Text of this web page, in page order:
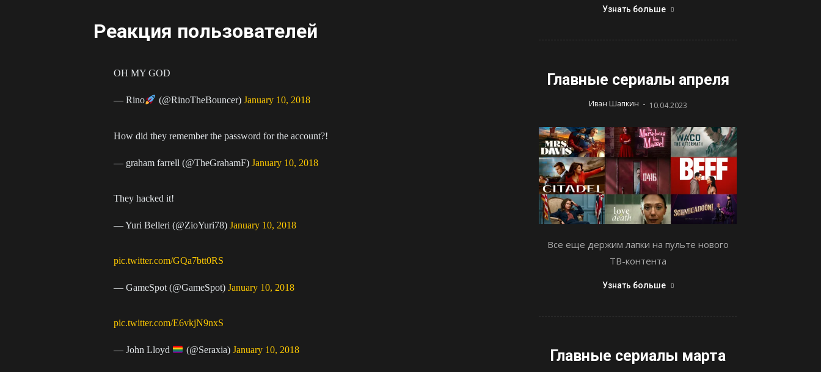
Реакция пользователей
OH MY GOD
— Rino (@RinoTheBouncer) January 10, 2018
How did they remember the password for the account?!
— graham farrell (@TheGrahamF)January 10, 2018
They hacked it!
— Yuri Belleri (@ZioYuri78)January 10, 2018
pic.twitter.com/GQa7btt0RS
— GameSpot (@GameSpot)January 10, 2018
pic.twitter.com/E6vkjN9nxS
— John Lloyd (@Seraxia) January 10, 2018
Узнать больше
Главные сериалы апреля
Иван Шапкин - 10.04.2023
Все еще держим лапки на пульте нового
ТВ-контента
Узнать больше
Главные сериалы марта